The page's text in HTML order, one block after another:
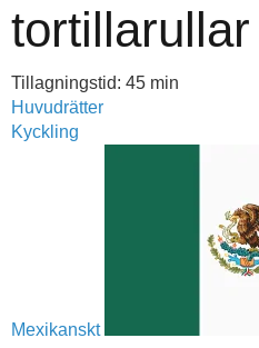
tortillarullar
Tillagningstid: 45 min
Huvudrätter
Kyckling
Mexikanskt